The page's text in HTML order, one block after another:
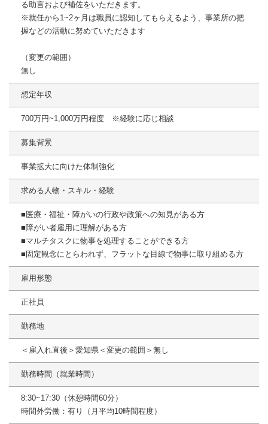
る助言および補佐をいただきます。
※就任から1~2ヶ月は職員に認知してもらえるよう、事業所の把
握などの活動に努めていただきます
（変更の範囲）
無し
想定年収
700万円~1,000万円程度 ※経験に応じ相談
募集背景
事業拡大に向けた体制強化
求める人物・スキル・経験
■医療・福祉・障がいの行政や政策への知見がある方
■障がい者雇用に理解がある方
■マルチタスクに物事を処理することができる方
■固定観念にとらわれず、フラットな目線で物事に取り組める方
雇用形態
正社員
勤務地
＜雇入れ直後＞愛知県＜変更の範囲＞無し
勤務時間（就業時間）
8:30~17:30（休憩時間60分）
時間外労働：有り（月平均10時間程度）